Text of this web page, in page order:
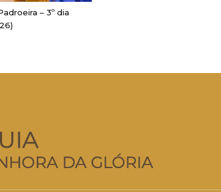
– 3º dia